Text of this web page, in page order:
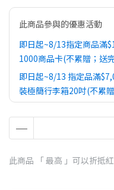
此商品參與的優惠活動
即日起~8/13指定商品滿
1000商品卡(不累贈；送
即日起~8/13 指定品滿
裝極簡行李箱20吋(不累
此商品 「 最高 」可以折抵